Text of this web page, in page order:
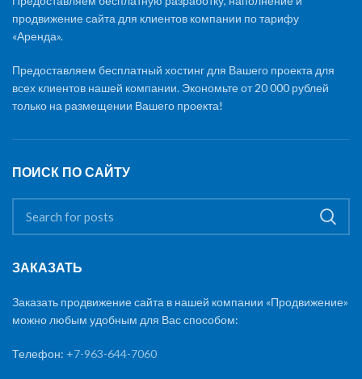
продвижение сайта для клиентов компании по тарифу
«Аренда».
Предоставляем бесплатный хостинг для Вашего проекта для
всех клиентов нашей компании. Экономьте от 20 000 рублей
только на размещении Вашего проекта!
ПОИСК ПО САЙТУ
ЗАКАЗАТЬ
Заказать продвижение сайта в нашей компании «Продвижение»
можно любым удобным для Вас способом:
Телефон: +7-963-644-7060